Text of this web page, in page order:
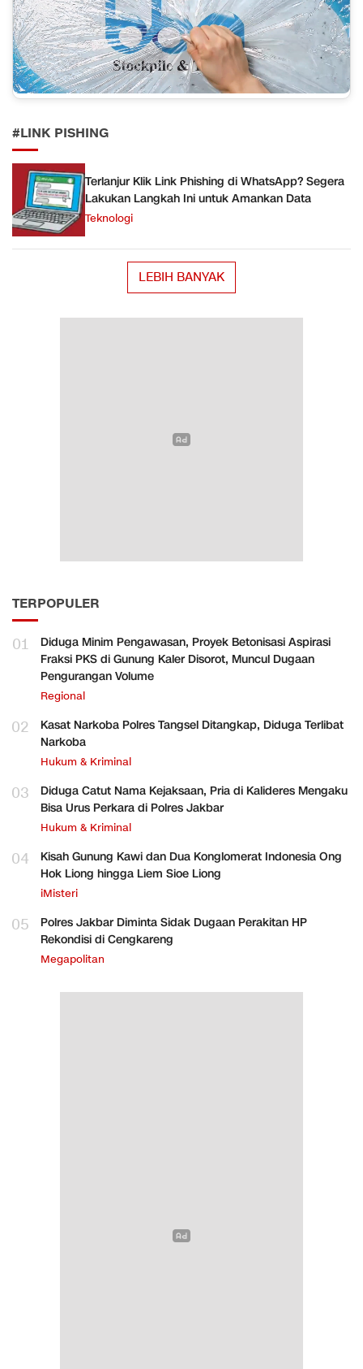
#LINK PISHING
Terlanjur Klik Link Phishing di WhatsApp? Segera
Lakukan Langkah Ini untuk Amankan Data
Teknologi
LEBIH BANYAK
TERPOPULER
01
Diduga Minim Pengawasan, Proyek Betonisasi Aspirasi
Fraksi PKS di Gunung Kaler Disorot, Muncul Dugaan
Pengurangan Volume
Regional
02
Kasat Narkoba Polres Tangsel Ditangkap, Diduga Terlibat
Narkoba
Hukum & Kriminal
03
Diduga Catut Nama Kejaksaan, Pria di Kalideres Mengaku
Bisa Urus Perkara di Polres Jakbar
Hukum & Kriminal
04
Kisah Gunung Kawi dan Dua Konglomerat Indonesia Ong
Hok Liong hingga Liem Sioe Liong
iMisteri
05
Polres Jakbar Diminta Sidak Dugaan Perakitan HP
Rekondisi di Cengkareng
Megapolitan